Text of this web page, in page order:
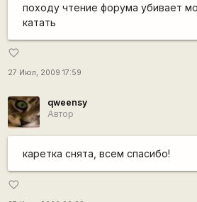
походу чтение форума убивает
катать
favorite_border
27 Июл, 2009 17:59
qweensy
Автор
каретка снята, всем спасибо!
favorite_border